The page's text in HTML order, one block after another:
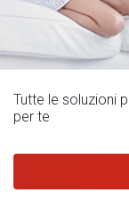
Tutte le soluzioni
per te